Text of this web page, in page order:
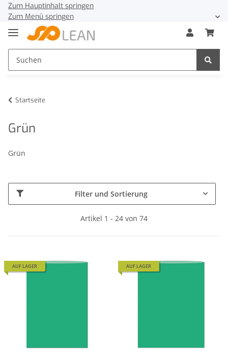
Zum Hauptinhalt springen
Zum Menü springen
Startseite
Grün
Grün
Filter und Sortierung
Artikel 1 - 24 von 74
AUF LAGER AUF LAGER